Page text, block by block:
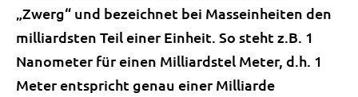
„Zwerg“ und bezeichnet bei Masseinheiten den
milliardsten Teil einer Einheit. So steht z.B. 1
Nanometer für einen Milliardstel Meter, d.h. 1
Meter entspricht genau einer Milliarde